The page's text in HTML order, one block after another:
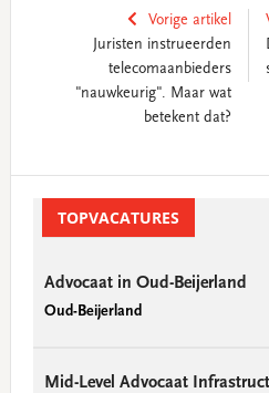
Vorige artikel
Juristen instrueerden
telecomaanbieders
"nauwkeurig". Maar wat
betekent dat?
SidebarTOPVACATURES
Advocaat in Oud-Beijerland
Oud-Beijerland
Mid-Level Advocaat